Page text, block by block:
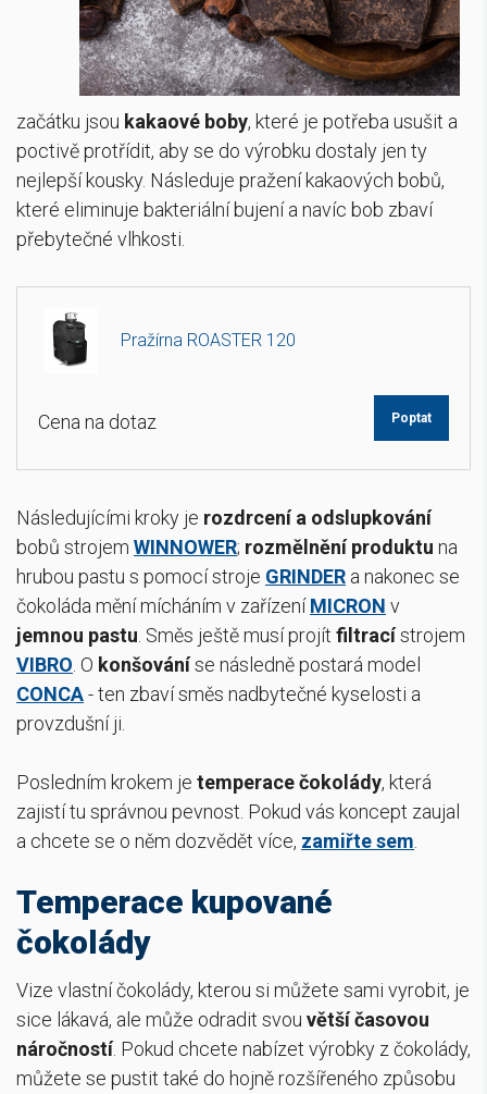
začátku jsou kakaové boby, které je potřeba usušit a
poctivě protřídit, aby se do výrobku dostaly jen ty
nejlepší kousky. Následuje pražení kakaových bobů,
které eliminuje bakteriální bujení a navíc bob zbaví
přebytečné vlhkosti.
Pražírna ROASTER 120
Cena na dotaz Poptat
Následujícími kroky je rozdrcení a odslupkování
bobů strojem WINNOWER; rozmělnění produktu na
hrubou pastu s pomocí stroje GRINDER a nakonec se
čokoláda mění mícháním v zařízeníMICRON v
jemnou pastu . Směs ještě musí projít filtracístrojem
VIBRO . O konšováníse následně postará model
CONCA- ten zbaví směs nadbytečné kyselosti a
provzdušní ji.
Posledním krokem je temperace čokolády, která
zajistí tu správnou pevnost. Pokud vás koncept zaujal
a chcete se o něm dozvědět více, zamiřte sem
Temperace kupované
čokolády
Vize vlastní čokolády, kterou si můžete sami vyrobit, je
sice lákavá, ale může odradit svou větší časovou
náročností. Pokud chcete nabízet výrobky z čokolády,
můžete se pustit také do hojně rozšířeného způsobu